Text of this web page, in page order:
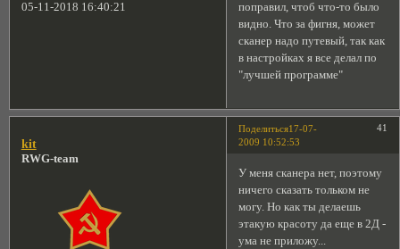
05-11-2018 16:40:21
поправил, чтоб что-то было
видно. Что за фигня, может
сканер надо путевый, так как
в настройках я все делал по
"лучшей программе"
Поделиться 41
17-07-
2009 10:52:53
kit
RWG-team
У меня сканера нет, поэтому
ничего сказать тольком не
могу. Но как ты делаешь
этакую красоту да еще в 2Д -
ума не приложу...